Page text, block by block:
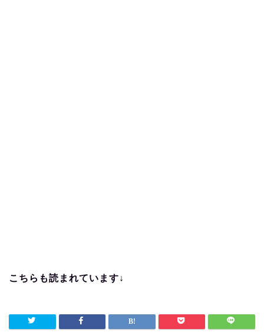
こちらも読まれています↓